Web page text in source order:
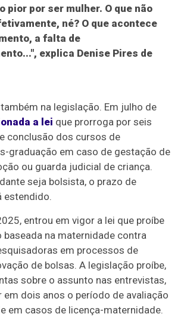
pior por ser mulher. O que não
né? O que acontece
a falta de
explica Denise Pires de
na legislação. Em julho de
a lei que prorroga por seis
conclusão dos cursos de
graduação em caso de gestação de
ou guarda judicial de criança.
seja bolsista, o prazo de
estendido.
entrou em vigor a lei que proíbe
baseada na maternidade contra
em processos de
de bolsas. A legislação proíbe,
sobre o assunto nas entrevistas,
em dois anos o período de avaliação
em casos de licença-maternidade.